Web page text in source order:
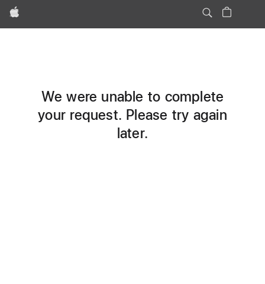
Apple
We were unable to complete
your request. Please try again
later.